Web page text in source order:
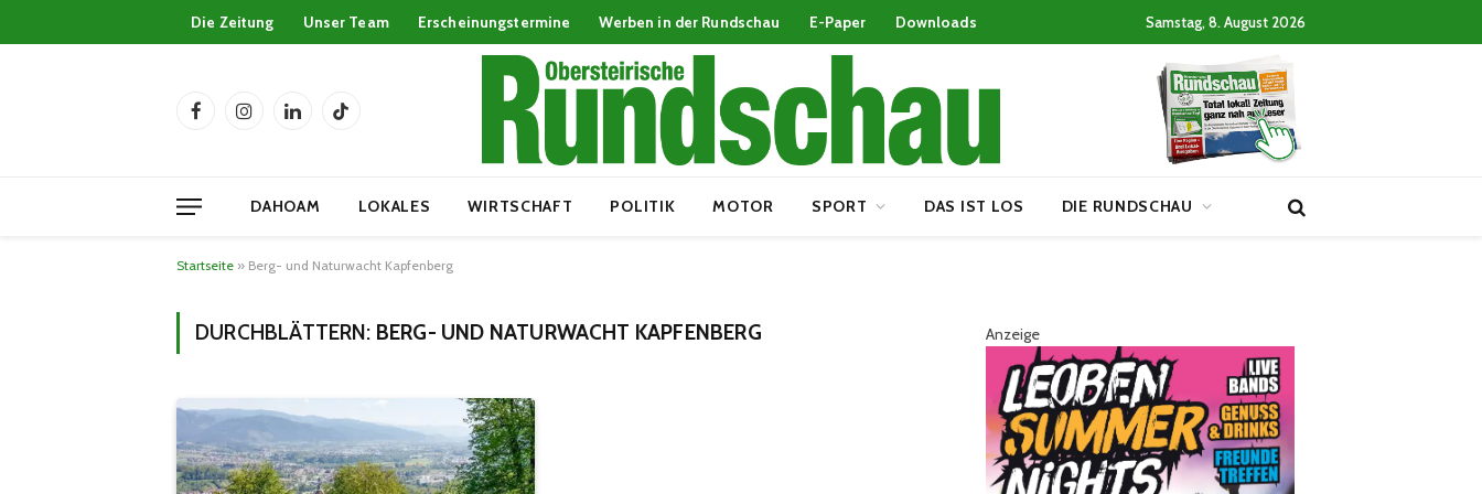
Die Zeitung Unser Team Erscheinungstermine Werben in der Rundschau E-Paper Downloads Samstag, 8. August 2026
FacebookInstagramLinkedInTikTok
DAHOAM LOKALES WIRTSCHAFT POLITIK MOTOR SPORT DAS IST LOS DIE RUNDSCHAU
Startseite » Berg- und Naturwacht Kapfenberg
DURCHBLÄTTERN: BERG- UND NATURWACHT KAPFENBERG Anzeige